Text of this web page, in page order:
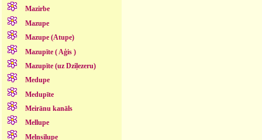
Mazirbe
Mazupe
Mazupe (Atupe)
Mazupīte ( Aģis )
Mazupīte (uz Dziļezeru)
Medupe
Medupīte
Meirānu kanāls
Mellupe
Melnsilupe